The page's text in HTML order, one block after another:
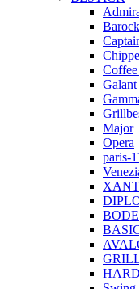
Barock
Galant
Major
Opera
paris-